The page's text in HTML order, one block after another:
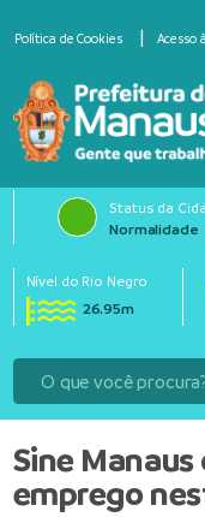
Política de Cookies Acesso
Status da
Normalidade
Nível do Rio Negro
26.95m
Sine
emprego